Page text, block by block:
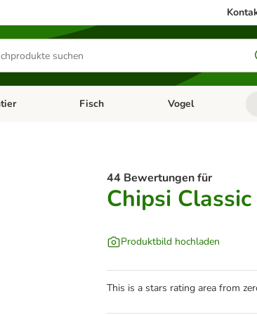
Menü öffnen: Hundefutter & Zubehör
Kategorie-Menü öffnen: Kleintier
Fisch Kategorie-Menü
Vogel
44 Bewertungen für
Chipsi Classic
Produktbild hochladen
This is a stars rating area from